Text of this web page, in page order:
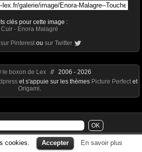
clés pour cette image :
Cuir - Enora Malagré
sur Pinterest ou sur Twitter
cookies. Accepter En savoir plus
le boxon de Lex// 2006 - 2026
et s'appuie sur les thèmes Picture Perfect et
Origami.